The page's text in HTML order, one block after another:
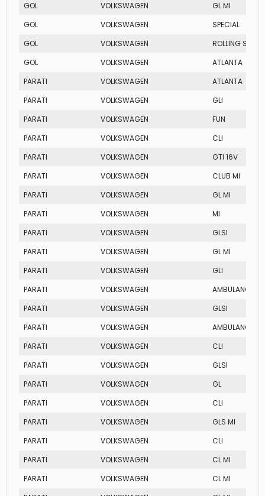
GOL
VOLKSWAGEN
GL MI
GOL
VOLKSWAGEN
SPECIAL
GOL
VOLKSWAGEN
ROLLING
GOL
VOLKSWAGEN
ATLANTA
PARATI
VOLKSWAGEN
ATLANTA
PARATI
VOLKSWAGEN
GLI
PARATI
VOLKSWAGEN
FUN
PARATI
VOLKSWAGEN
CLI
PARATI
VOLKSWAGEN
GTI 16V
PARATI
VOLKSWAGEN
CLUB MI
PARATI
VOLKSWAGEN
GL MI
PARATI
VOLKSWAGEN
MI
PARATI
VOLKSWAGEN
GLSI
PARATI
VOLKSWAGEN
GL MI
PARATI
VOLKSWAGEN
GLI
PARATI
VOLKSWAGEN
AMBULANCIA
PARATI
VOLKSWAGEN
GLSI
PARATI
VOLKSWAGEN
AMBULANCIA
PARATI
VOLKSWAGEN
CLI
PARATI
VOLKSWAGEN
GLSI
PARATI
VOLKSWAGEN
GL
PARATI
VOLKSWAGEN
CLI
PARATI
VOLKSWAGEN
GLS MI
PARATI
VOLKSWAGEN
CLI
PARATI
VOLKSWAGEN
CL MI
PARATI
VOLKSWAGEN
CL MI